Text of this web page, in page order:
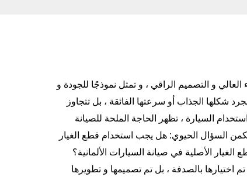
و التصميم الراقي ، و تمثل نموذجًا للجودة و
شكلها الجذاب أو سرعتها الفائقة ، بل تتجاوز
السيارة ، تظهر الحاجة الملحة للصيانة
يكمن السؤال الحيوي: هل يجب استخدام قطع الغيار
الغيار الأصلية في صيانة السيارات الألمانية؟
بالصدفة ، بل تم تصميمها و تطويرها